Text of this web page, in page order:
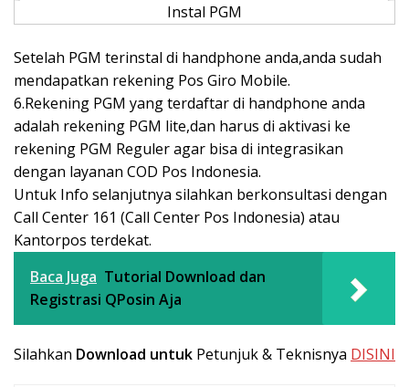
Instal PGM
Setelah PGM terinstal di handphone anda,anda sudah
mendapatkan rekening Pos Giro Mobile.
6.Rekening PGM yang terdaftar di handphone anda
adalah rekening PGM lite,dan harus di aktivasi ke
rekening PGM Reguler agar bisa di integrasikan
dengan layanan COD Pos Indonesia.
Untuk Info selanjutnya silahkan berkonsultasi dengan
Call Center 161 (Call Center Pos Indonesia) atau
Kantorpos terdekat.
Baca Juga Tutorial Download dan
Registrasi QPosin Aja
Silahkan Download untuk Petunjuk & Teknisnya DISINI